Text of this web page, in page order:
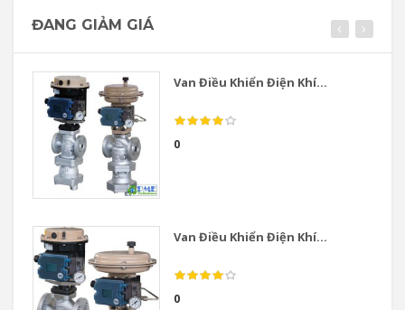
ĐANG GIẢM GIÁ
Van Điều Khiển Điện Khí...
0
Van Điều Khiển Điện Khí...
0